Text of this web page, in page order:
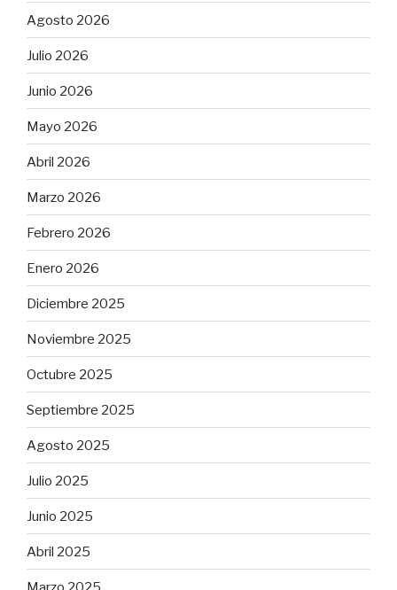
Agosto 2026
Julio 2026
Junio 2026
Mayo 2026
Abril 2026
Marzo 2026
Febrero 2026
Enero 2026
Diciembre 2025
Noviembre 2025
Octubre 2025
Septiembre 2025
Agosto 2025
Julio 2025
Junio 2025
Abril 2025